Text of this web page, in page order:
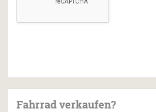
Fahrrad verkaufen?